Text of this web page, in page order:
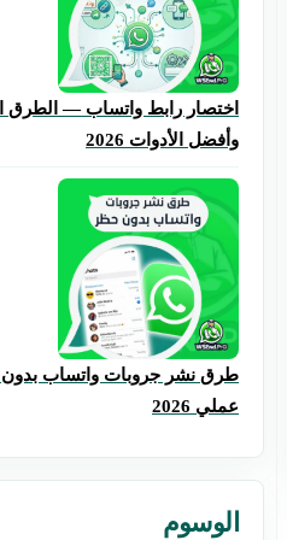
اختصار رابط واتساب — الطرق
وأفضل الأدوات 2026
طرق نشر جروبات واتساب
عملي 2026
الوسوم